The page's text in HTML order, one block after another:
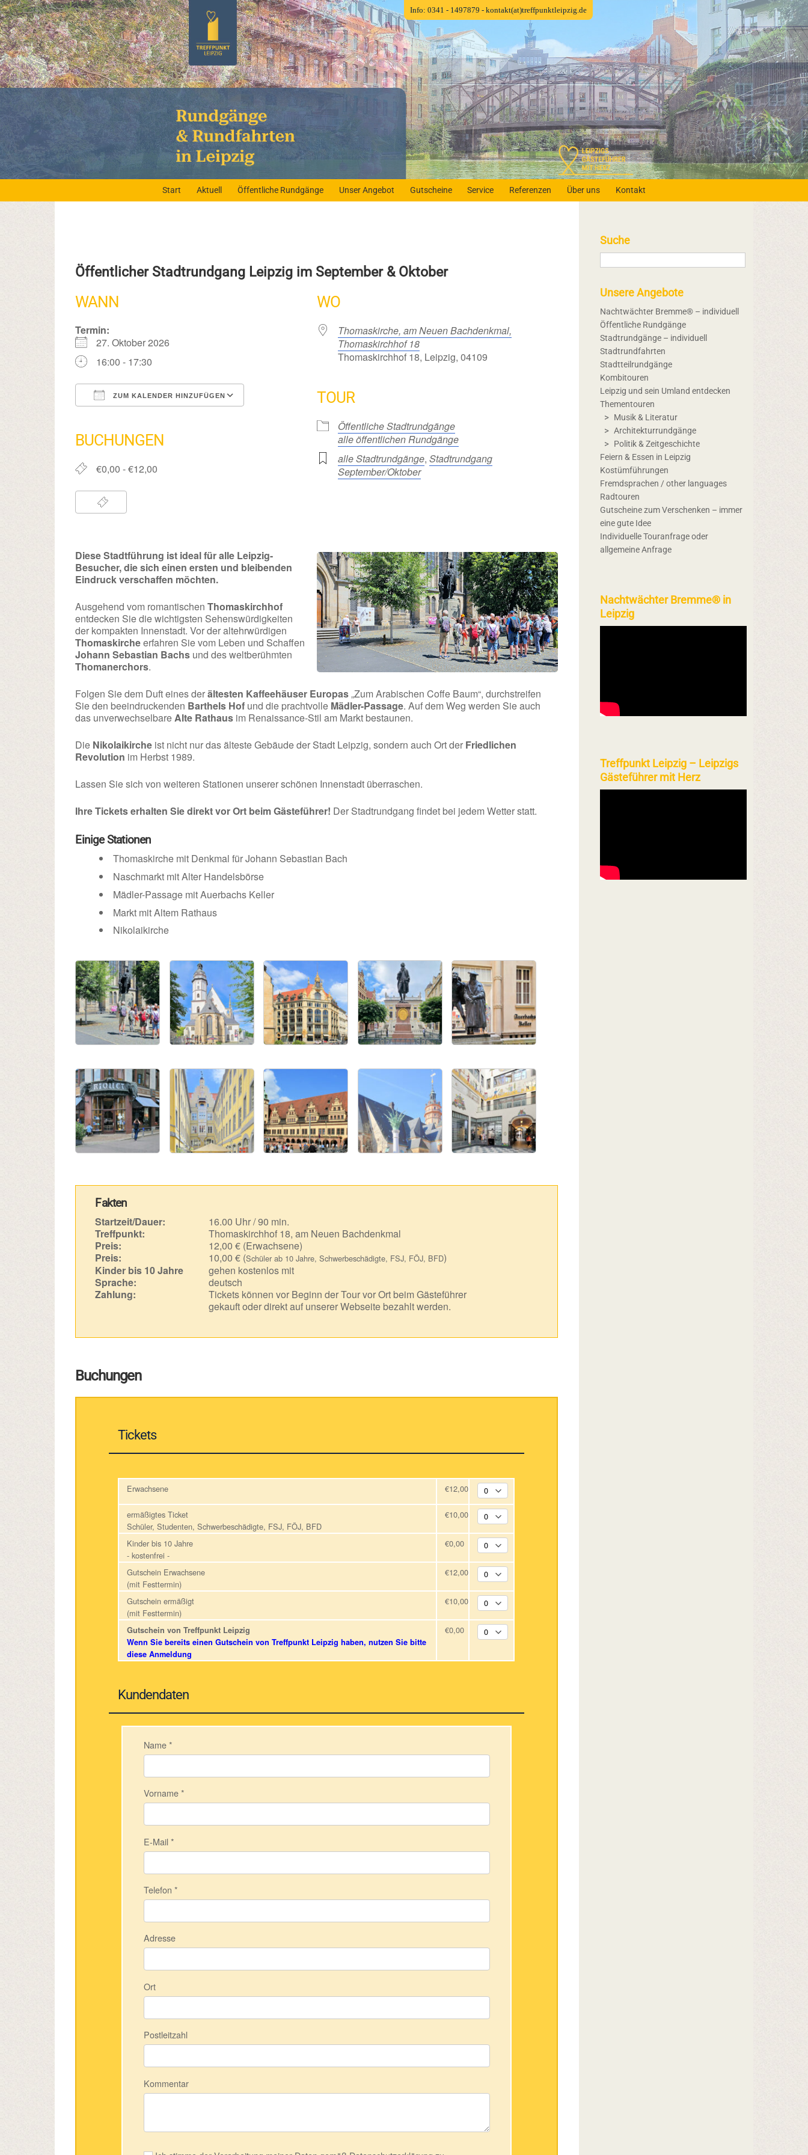
Start Aktuell Öffentliche Rundgänge Unser Angebot Gutscheine Service Referenzen Über uns Kontakt
Öffentlicher Stadtrundgang Leipzig im September & Oktober
WANN
Termin:
27. Oktober 2026
16:00 - 17:30
ZUM KALENDER HINZUFÜGEN
BUCHUNGEN
€0,00 - €12,00
WO
Thomaskirche, am Neuen Bachdenkmal,
Thomaskirchhof 18
Thomaskirchhof 18, Leipzig, 04109
TOUR
Öffentliche Stadtrundgänge
alle öffentlichen Rundgänge
alle Stadtrundgänge, Stadtrundgang
September/Oktober
Diese Stadtführung ist ideal für alle Leipzig-
Besucher, die sich einen ersten und bleibenden
Eindruck verschaffen möchten.
Ausgehend vom romantischenThomaskirchhof
entdecken Sie die wichtigsten Sehenswürdigkeiten
der kompakten Innenstadt. Vor der altehrwürdigen
Thomaskircheerfahren Sie vom Leben und Schaffen
Johann Sebastian Bachs und des weltberühmten
Thomanerchors.
Folgen Sie dem Duft eines derältesten Kaffeehäuser Europas„Zum Arabischen Coffe Baum“, durchstreifen
Sie den beeindruckenden Barthels Hof und die prachtvolle Mädler-Passage. Auf dem Weg werden Sie auch
das unverwechselbareAlte Rathaus im Renaissance-Stil am Markt bestaunen.
Die Nikolaikirche ist nicht nur das älteste Gebäude der Stadt Leipzig, sondern auch Ort der Friedlichen
Revolution im Herbst 1989.
Lassen Sie sich von weiteren Stationen unserer schönen Innenstadt überraschen.
Ihre Tickets erhalten Sie direkt vor Ort beim Gästeführer! Der Stadtrundgang findet bei jedem Wetter statt.
Einige Stationen
Thomaskirche mit Denkmal für Johann Sebastian Bach
Naschmarkt mit Alter Handelsbörse
Mädler-Passage mit Auerbachs Keller
Markt mit Altem Rathaus
Nikolaikirche
Fakten
Startzeit/Dauer:
16.00 Uhr / 90 min.
Treffpunkt:
Thomaskirchhof 18, am Neuen Bachdenkmal
Preis:
12,00 € (Erwachsene)
Preis:
10,00 € (Schüler ab 10 Jahre, Schwerbeschädigte, FSJ, FÖJ, BFD)
Kinder bis 10 Jahre
gehen kostenlos mit
Sprache:
deutsch
Zahlung:
Tickets können vor Beginn der Tour vor Ort beim Gästeführer
gekauft oder direkt auf unserer Webseite bezahlt werden.
Buchungen
Tickets
Erwachsene €12,00
ermäßigtes Ticket
Schüler, Studenten, Schwerbeschädigte, FSJ, FÖJ, BFD
€10,00
Kinder bis 10 Jahre
- kostenfrei -
€0,00
Gutschein Erwachsene
(mit Festtermin)
€12,00
Gutschein ermäßigt
(mit Festtermin)
€10,00
Gutschein von Treffpunkt Leipzig
Wenn Sie bereits einen Gutschein von Treffpunkt Leipzig haben, nutzen Sie bitte
diese Anmeldung
€0,00
Kundendaten
Name*
Vorname*
E-Mail*
Telefon *
Adresse
Ort
Postleitzahl
Kommentar
Suche
Unsere Angebote
Nachtwächter Bremme® – individuell
Öffentliche Rundgänge
Stadtrundgänge – individuell
Stadtrundfahrten
Stadtteilrundgänge
Kombitouren
Leipzig und sein Umland entdecken
Thementouren
Musik & Literatur
Architekturrundgänge
Politik & Zeitgeschichte
Feiern & Essen in Leipzig
Kostümführungen
Fremdsprachen / other languages
Radtouren
Gutscheine zum Verschenken – immer
eine gute Idee
Individuelle Touranfrage oder
allgemeine Anfrage
Nachtwächter Bremme® in
Leipzig
Treffpunkt Leipzig – Leipzigs
Gästeführer mit Herz
Info: 0341 - 1497879 - kontakt(at)treffpunktleipzig.de